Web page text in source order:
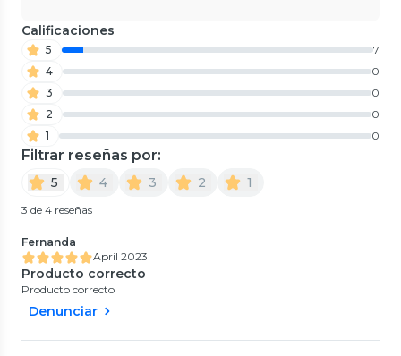
Calificaciones
5
7
4
0
3
0
2
0
1
0
Filtrar reseñas por:
5 4 3 2 1
3 de 4 reseñas
Fernanda
April 2023
Producto correcto
Producto correcto
Denunciar